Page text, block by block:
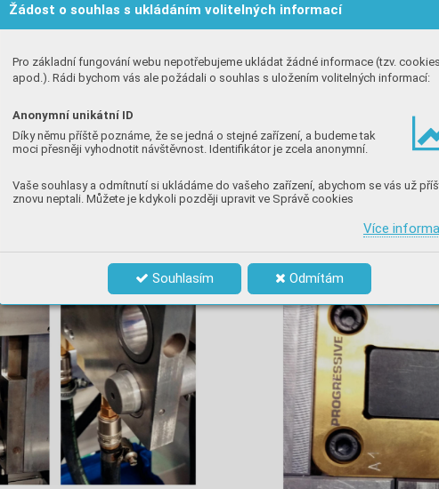
Žádost o souhlas s ukládáním volitelných informací
Pro základní fungování webu nepotřebujeme ukládat žádné informace (tzv.
apod.). Rádi bychom vás ale požádali o souhlas s uložením volitelných informací:
Anonymní unikátní ID
Díky němu příště poznáme, že se jedná o stejné zařízení, a budeme tak
moci přesněji vyhodnotit návštěvnost. Identifikátor je zcela anonymní.
Vaše souhlasy a odmítnutí si ukládáme do vašeho zařízení, abychom se vás už
znovu neptali. Můžete je kdykoli později upravit ve Správě cookies
Více
Souhlasím Odmítám